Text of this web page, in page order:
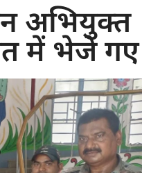
अभियुक्त
में भेजे